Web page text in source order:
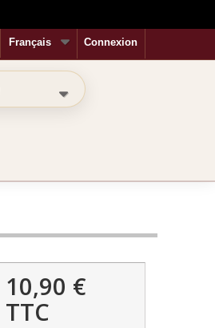
Connexion
Français
10,90 €
TTC